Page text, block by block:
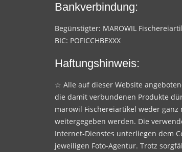
Bankverbindung:
Begünstigter: MAROWIL
BIC: POFICCHBEXXX
Haftungshinweis:
☆ Alle auf dieser Website
die damit verbundenen Produkte
marowil Fischereiartikel weder
weitergegeben werden. Die
Internet-Dienstes unterliegen dem
jeweiligen Foto-Agentur. Trotz